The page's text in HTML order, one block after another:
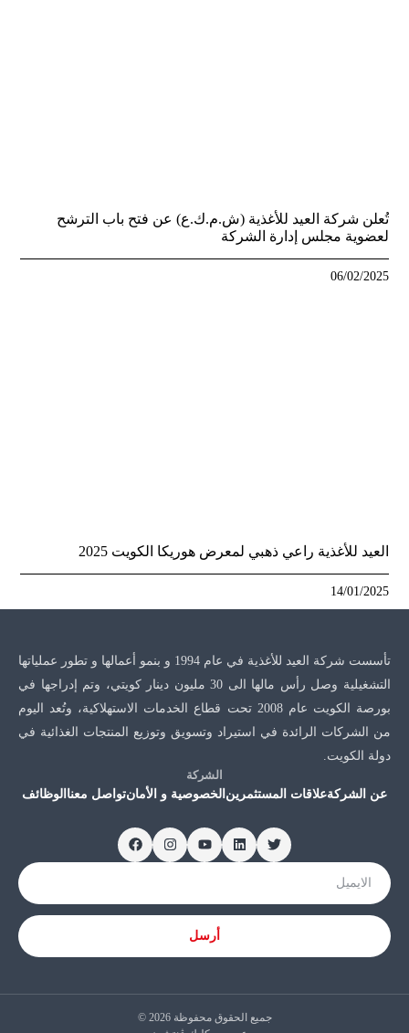
تُعلن شركة العيد للأغذية (ش.م.ك.ع) عن فتح باب الترشح
لعضوية مجلس إدارة الشركة
06/02/2025
العيد للأغذية راعي ذهبي لمعرض هوريكا الكويت 2025
14/01/2025
تأسست شركة العيد للأغذية في عام 1994 و بنمو أعمالها و تطور عملياتها
التشغيلية وصل رأس مالها الى 30 مليون دينار كويتي، وتم إدراجها في
بورصة الكويت عام 2008 تحت قطاع الخدمات الاستهلاكية، وتُعد اليوم
من الشركات الرائدة في استيراد وتسويق وتوزيع المنتجات الغذائية في
دولة الكويت.
الشركة
عن الشركةعلاقات المستثمرين الخصوصية و الأمانتواصل معنا الوظائف
Email
أرسل
جميع الحقوق محفوظة 2026 ©